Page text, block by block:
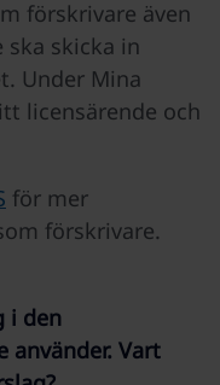
förskrivare även
skicka in
Under Mina
licensärende och
för mer
förskrivare.
i den
använder. Vart